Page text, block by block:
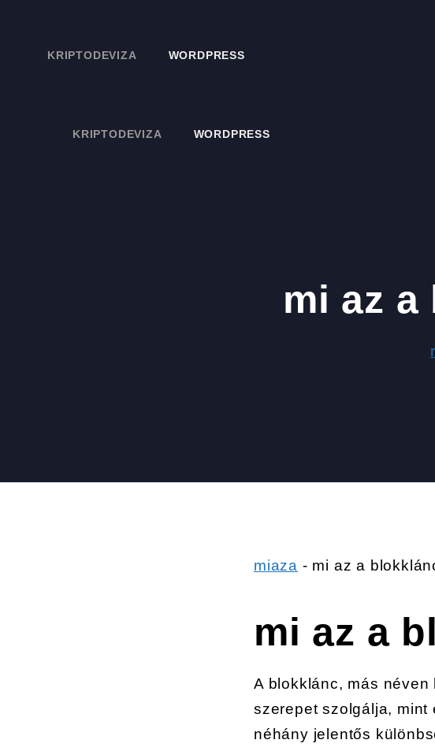
tartalombaKRIPTODEVIZA WORDPRESS
KRIPTODEVIZA WORDPRESS
mi az
miaza - mi az a
mi az a
A blokklánc, más
szerepet szolgálja, mint
néhány jelentős